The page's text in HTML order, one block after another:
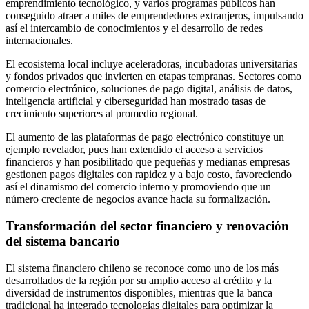
emprendimiento tecnológico, y varios programas públicos han
conseguido atraer a miles de emprendedores extranjeros, impulsando
así el intercambio de conocimientos y el desarrollo de redes
internacionales.
El ecosistema local incluye aceleradoras, incubadoras universitarias
y fondos privados que invierten en etapas tempranas. Sectores como
comercio electrónico, soluciones de pago digital, análisis de datos,
inteligencia artificial y ciberseguridad han mostrado tasas de
crecimiento superiores al promedio regional.
El aumento de las plataformas de pago electrónico constituye un
ejemplo revelador, pues han extendido el acceso a servicios
financieros y han posibilitado que pequeñas y medianas empresas
gestionen pagos digitales con rapidez y a bajo costo, favoreciendo
así el dinamismo del comercio interno y promoviendo que un
número creciente de negocios avance hacia su formalización.
Transformación del sector financiero y renovación
del sistema bancario
El sistema financiero chileno se reconoce como uno de los más
desarrollados de la región por su amplio acceso al crédito y la
diversidad de instrumentos disponibles, mientras que la banca
tradicional ha integrado tecnologías digitales para optimizar la